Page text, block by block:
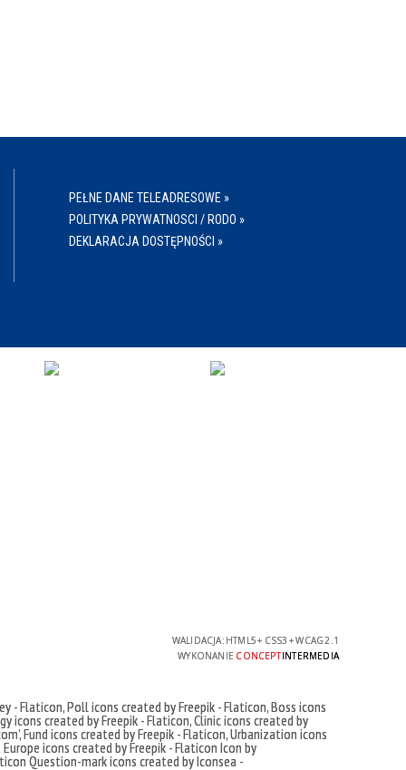
PEŁNE DANE TELEADRESOWE »
POLITYKA PRYWATNOSCI / RODO »
DEKLARACJA DOSTĘPNOŚCI »
- Flaticon,Poll icons created by Freepik - Flaticon,Boss icons
icons created by Freepik - Flaticon,Clinic icons created by
,Fund icons created by Freepik - Flaticon,Urbanization icons
Europe icons created by Freepik - Flaticon Icon by
Question-mark icons created by Iconsea -
WALIDACJA: HTML5+ CSS3 +WCAG 2.1
WYKONANIE CONCEPTINTERMEDIA